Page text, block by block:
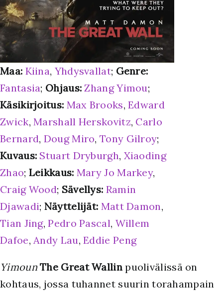
Maa: Kiina, Yhdysvallat; Genre:
Fantasia; Ohjaus: Zhang Yimou;
Käsikirjoitus: Max Brooks,Edward
Zwick, Marshall Herskovitz, Carlo
Bernard, Doug Miro,Tony Gilroy;
Kuvaus: Stuart Dryburgh, Xiaoding
Zhao; Leikkaus: Mary Jo Markey,
Craig Wood; Sävellys: Ramin
Djawadi; Näyttelijät: Matt Damon,
Tian Jing,Pedro Pascal, Willem
Dafoe, Andy Lau,Eddie Peng
Yimoun The Great Wallinpuolivälissä on
kohtaus, jossa tuhannet suurin torahampain